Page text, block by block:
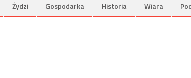
Żydzi Gospodarka Historia Wiara